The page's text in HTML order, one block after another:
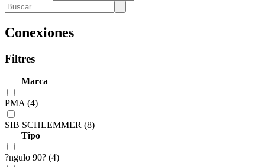
Conexiones
Filtres
Marca
PMA (4)
SIB SCHLEMMER (8)
Tipo
?ngulo 90? (4)